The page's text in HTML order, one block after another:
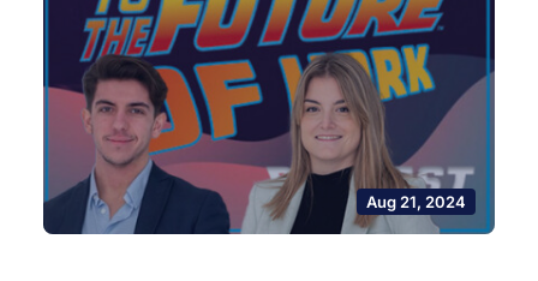
Aug 21, 2024